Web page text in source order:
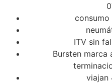
ITV sin
Bursten marca
viajan